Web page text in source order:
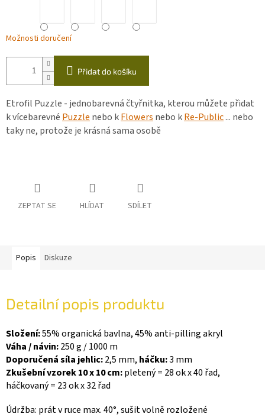
Možnosti doručení
Přidat do košíku
Etrofil Puzzle - jednobarevná čtyřnitka, kterou můžete přidat
k vícebarevnéPuzzlenebo kFlowersnebo kRe-Public... nebo
taky ne, protože je krásná sama osobě
ZEPTAT SE HLÍDAT SDÍLET
Popis Diskuze
Detailní popis produktu
Složení:55% organická bavlna, 45% anti-pilling akryl
Váha / návin:250 g / 1000 m
Doporučená síla jehlic:2,5 mm, háčku:3 mm
Zkušební vzorek 10 x 10 cm:pletený = 28 ok x 40 řad,
háčkovaný = 23 ok x 32 řad
Údržba: prát v ruce max. 40°, sušit volně rozložené